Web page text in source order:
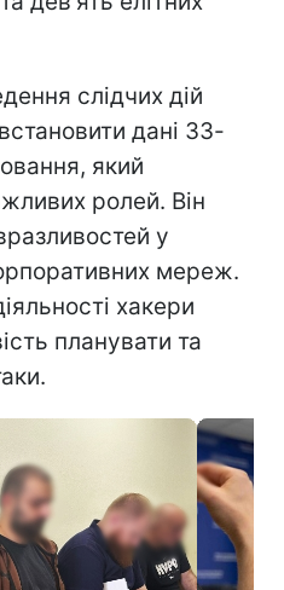
слідчих дій
дані 33-
який
ролей. Він
у
мереж.
хакери
планувати та